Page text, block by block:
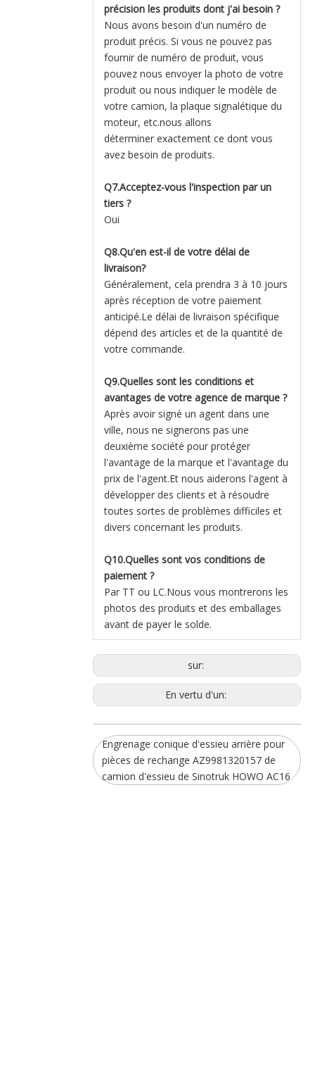
précision les produits dont j'ai besoin ?
Nous avons besoin d'un numéro de
produit précis. Si vous ne pouvez pas
fournir de numéro de produit, vous
pouvez nous envoyer la photo de votre
produit ou nous indiquer le modèle de
votre camion, la plaque signalétique du
moteur, etc.nous allons
déterminer exactement ce dont vous
avez besoin de produits.
Q7.Acceptez-vous l'inspection par un
tiers ?
Oui
Q8.Qu'en est-il de votre délai de
livraison?
Généralement, cela prendra 3 à 10 jours
après réception de votre paiement
anticipé.Le délai de livraison spécifique
dépend des articles et de la quantité de
votre commande.
Q9.Quelles sont les conditions et
avantages de votre agence de marque ?
Après avoir signé un agent dans une
ville, nous ne signerons pas une
deuxième société pour protéger
l'avantage de la marque et l'avantage du
prix de l'agent.Et nous aiderons l'agent à
développer des clients et à résoudre
toutes sortes de problèmes difficiles et
divers concernant les produits.
Q10.Quelles sont vos conditions de
paiement ?
Par TT ou LC.Nous vous montrerons les
photos des produits et des emballages
avant de payer le solde.
sur:
En vertu d'un:
Engrenage conique d'essieu arrière pour
pièces de rechange AZ9981320157 de
camion d'essieu de Sinotruk HOWO AC16